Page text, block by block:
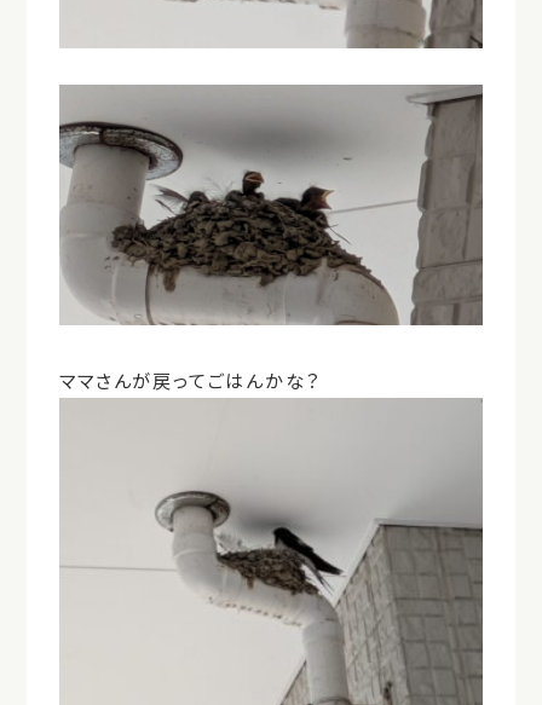
ママさんが戻ってごはんかな？